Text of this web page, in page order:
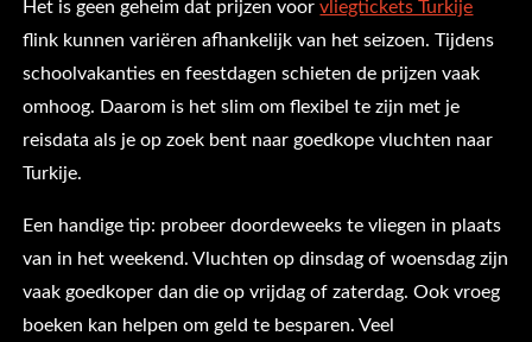
Het is geen geheim dat prijzen voorvliegtickets Turkije
flink kunnen variëren afhankelijk van het seizoen. Tijdens
schoolvakanties en feestdagen schieten de prijzen vaak
omhoog. Daarom is het slim om flexibel te zijn met je
reisdata als je op zoek bent naar goedkope vluchten naar
Turkije.
Een handige tip: probeer doordeweeks te vliegen in plaats
van in het weekend. Vluchten op dinsdag of woensdag zijn
vaak goedkoper dan die op vrijdag of zaterdag. Ook vroeg
boeken kan helpen om geld te besparen. Veel